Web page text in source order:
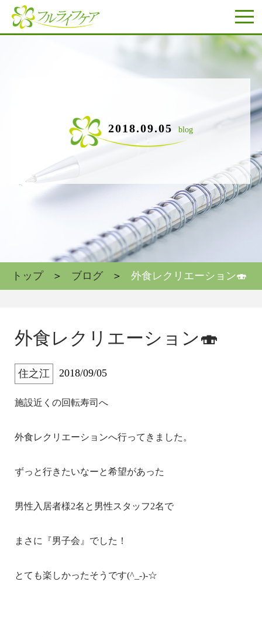
2018.09.05 blog
トップ ブログ 外食レクリエーション🍣
外食レクリエーション🍣
住之江 2018/09/05
施設近くの回転寿司へ
外食レクリエーションへ行ってきました。
ずっと行きたいなーと希望があった
男性入居者様2名と男性スタッフ2名で
まさに『男子会』でした！
とても楽しかったそうです(^_-)-☆